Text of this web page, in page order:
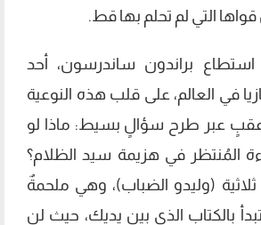
التي لم تحلم بها قط.
براندون ساندرسون، أحد
في العالم، على قلب هذه النوعية
عقبٍ عبر طرح سؤالٍ بسيط: ماذا لو
المُنتظر في هزيمة سيد الظلام؟
(وليدو الضباب)، وهي ملحمةٌ
بالكتاب الذي بين يديك، حيث لن